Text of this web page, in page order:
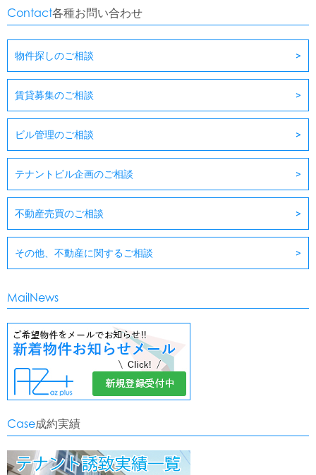
Contact各種お問い合わせ
物件探しのご相談
賃貸募集のご相談
ビル管理のご相談
テナントビル企画のご相談
不動産売買のご相談
その他、不動産に関するご相談
MailNews
Case成約実績